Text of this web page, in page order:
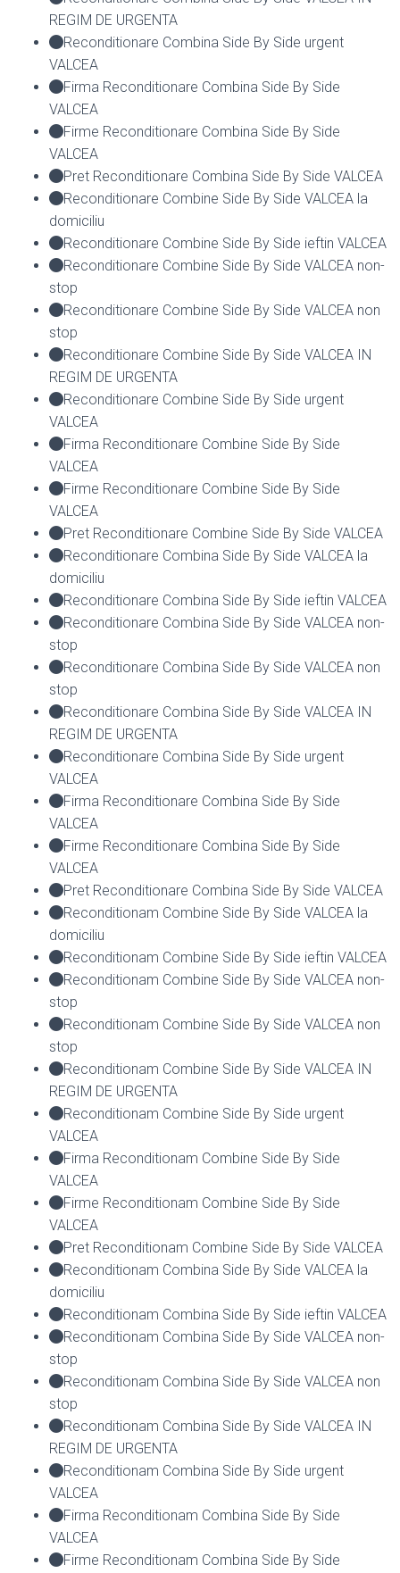
REGIM DE URGENTA
Reconditionare Combina Side By Side urgent
VALCEA
Firma Reconditionare Combina Side By Side
VALCEA
Firme Reconditionare Combina Side By Side
VALCEA
Pret Reconditionare Combina Side By Side VALCEA
Reconditionare Combine Side By Side VALCEA la
domiciliu
Reconditionare Combine Side By Side ieftin VALCEA
Reconditionare Combine Side By Side VALCEA non-
stop
Reconditionare Combine Side By Side VALCEA non
stop
Reconditionare Combine Side By Side VALCEA IN
REGIM DE URGENTA
Reconditionare Combine Side By Side urgent
VALCEA
Firma Reconditionare Combine Side By Side
VALCEA
Firme Reconditionare Combine Side By Side
VALCEA
Pret Reconditionare Combine Side By Side VALCEA
Reconditionare Combina Side By Side VALCEA la
domiciliu
Reconditionare Combina Side By Side ieftin VALCEA
Reconditionare Combina Side By Side VALCEA non-
stop
Reconditionare Combina Side By Side VALCEA non
stop
Reconditionare Combina Side By Side VALCEA IN
REGIM DE URGENTA
Reconditionare Combina Side By Side urgent
VALCEA
Firma Reconditionare Combina Side By Side
VALCEA
Firme Reconditionare Combina Side By Side
VALCEA
Pret Reconditionare Combina Side By Side VALCEA
Reconditionam Combine Side By Side VALCEA la
domiciliu
Reconditionam Combine Side By Side ieftin VALCEA
Reconditionam Combine Side By Side VALCEA non-
stop
Reconditionam Combine Side By Side VALCEA non
stop
Reconditionam Combine Side By Side VALCEA IN
REGIM DE URGENTA
Reconditionam Combine Side By Side urgent
VALCEA
Firma Reconditionam Combine Side By Side
VALCEA
Firme Reconditionam Combine Side By Side
VALCEA
Pret Reconditionam Combine Side By Side VALCEA
Reconditionam Combina Side By Side VALCEA la
domiciliu
Reconditionam Combina Side By Side ieftin VALCEA
Reconditionam Combina Side By Side VALCEA non-
stop
Reconditionam Combina Side By Side VALCEA non
stop
Reconditionam Combina Side By Side VALCEA IN
REGIM DE URGENTA
Reconditionam Combina Side By Side urgent
VALCEA
Firma Reconditionam Combina Side By Side
VALCEA
Firme Reconditionam Combina Side By Side